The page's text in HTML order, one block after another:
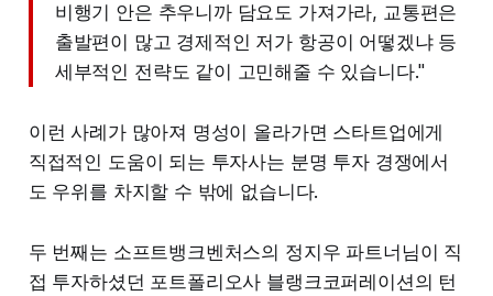
비행기 안은 추우니까 담요도 가져가라, 교통편은
출발편이 많고 경제적인 저가 항공이 어떻겠냐 등
세부적인 전략도 같이 고민해줄 수 있습니다."
이런 사례가 많아져 명성이 올라가면 스타트업에게
직접적인 도움이 되는 투자사는 분명 투자 경쟁에서
도 우위를 차지할 수 밖에 없습니다.
두 번째는 소프트뱅크벤처스의 정지우 파트너님이 직
접 투자하셨던 포트폴리오사 블랭크코퍼레이션의 턴